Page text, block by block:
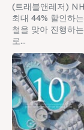
(트래블앤레저)
최대 44% 할인하
철을 맞아 진행하
로...